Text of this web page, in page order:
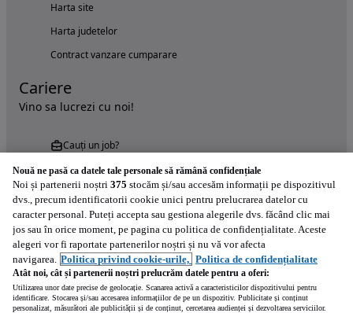
Harta site
Harta judetelor
Contract vanzare cumparare
Cariere
Vino sa lucrezi cu noi!
Cauți un job?
Încearcă acum aplicația Autovit.ro
Nouă ne pasă ca datele tale personale să rămână confidențiale
Noi și partenerii noștri 375 stocăm și/sau accesăm informații pe dispozitivul
dvs., precum identificatorii cookie unici pentru prelucrarea datelor cu
caracter personal. Puteți accepta sau gestiona alegerile dvs. făcând clic mai
jos sau în orice moment, pe pagina cu politica de confidențialitate. Aceste
alegeri vor fi raportate partenerilor noștri și nu vă vor afecta
navigarea. Politica privind cookie-urile, Politica de confidențialitate
Atât noi, cât și partenerii noștri prelucrăm datele pentru a oferi:
Utilizarea unor date precise de geolocație. Scanarea activă a caracteristicilor dispozitivului pentru
identificare. Stocarea și/sau accesarea informațiilor de pe un dispozitiv. Publicitate și conținut
personalizat, măsurători ale publicității și de conținut, cercetarea audienței și dezvoltarea serviciilor.